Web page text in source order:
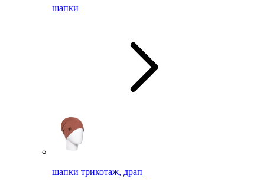
шапки
шапки трикотаж, драп